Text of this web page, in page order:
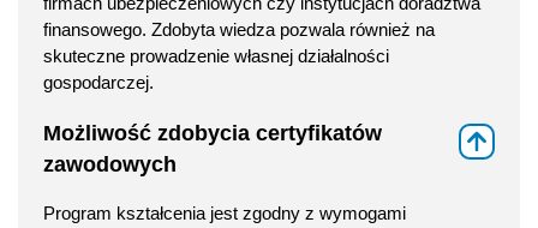
finansowego. Zdobyta wiedza pozwala również na
skuteczne prowadzenie własnej działalności
gospodarczej.
Możliwość zdobycia certyfikatów
zawodowych
Program kształcenia jest zgodny z wymogami